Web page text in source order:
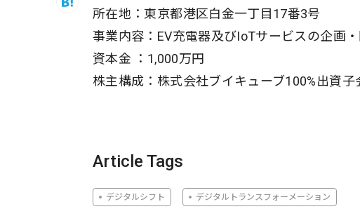
所在地：東京都港区白金一丁目17番3号
事業内容：EV充電器及びIoTサービスの企画
資本金 ：1,000万円
株主構成：株式会社ブイキューブ100%出資子
Article Tags
デジタルシフト デジタルトランスフォーメーション